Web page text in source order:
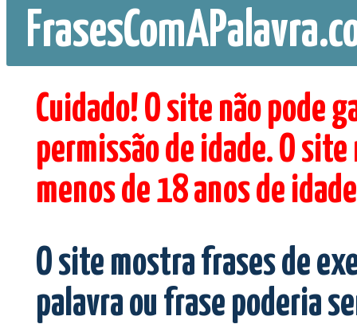
Cuidado! O site não pode
permissão de idade. O
menos de 18 anos de
O site mostra frases de
palavra ou frase poderia